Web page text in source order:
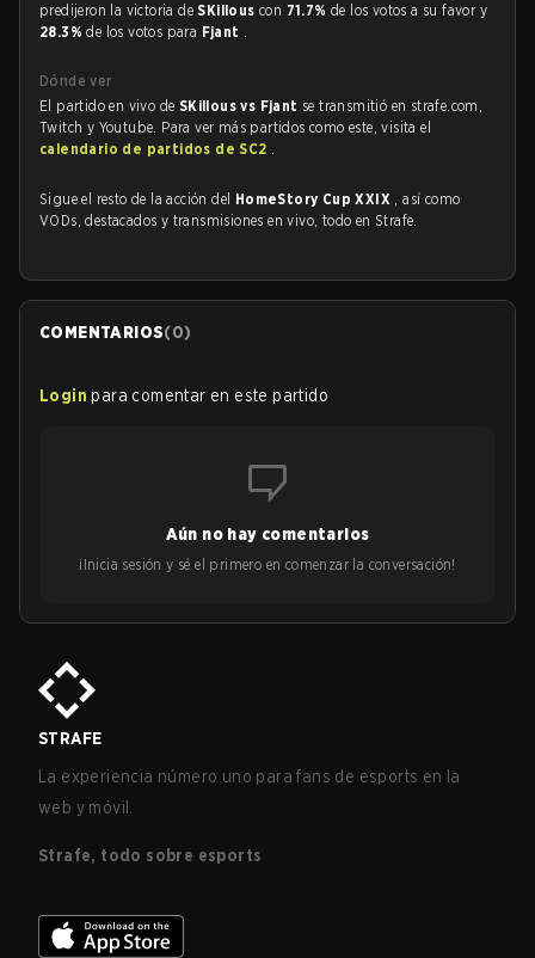
predijeron la victoria deSKillouscon 71.7%de los votos a su favor y
28.3%de los votos para Fjant .
Dónde ver
El partido en vivo de SKillous vs Fjant se transmitió en strafe.com,
Twitch y Youtube. Para ver más partidos como este, visita el
calendario de partidos de SC2 .
Sigue el resto de la acción del HomeStory Cup XXIX , así como
VODs, destacados y transmisiones en vivo, todo en Strafe.
COMENTARIOS(0)
Login para comentar en este partido
Aún no hay comentarios
¡Inicia sesión y sé el primero en comenzar la conversación!
STRAFE
La experiencia número uno para fans de esports en la
web y móvil.
Strafe, todo sobre esports